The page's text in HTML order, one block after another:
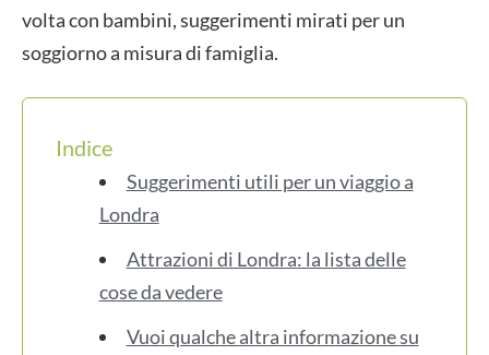
volta con bambini, suggerimenti mirati per un
soggiorno a misura di famiglia.
Indice
Suggerimenti utili per un viaggio a
Londra
Attrazioni di Londra: la lista delle
cose da vedere
Vuoi qualche altra informazione su